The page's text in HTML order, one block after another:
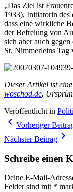
„Das Ziel ist
1933), Initiatorin des
dass eine wirkliche
der Befreiung von
sich aber auch
St. Nimmerleins Tag
Dieser Artikel ist
woschod.de.
Veröffentlicht in
navigate_before Vorheriger
Nächster Beitrag navigate_next
Schreibe einen
Deine E-Mail-
Felder sind mit *